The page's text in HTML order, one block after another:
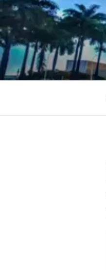
Pular
para
o
conteúdo